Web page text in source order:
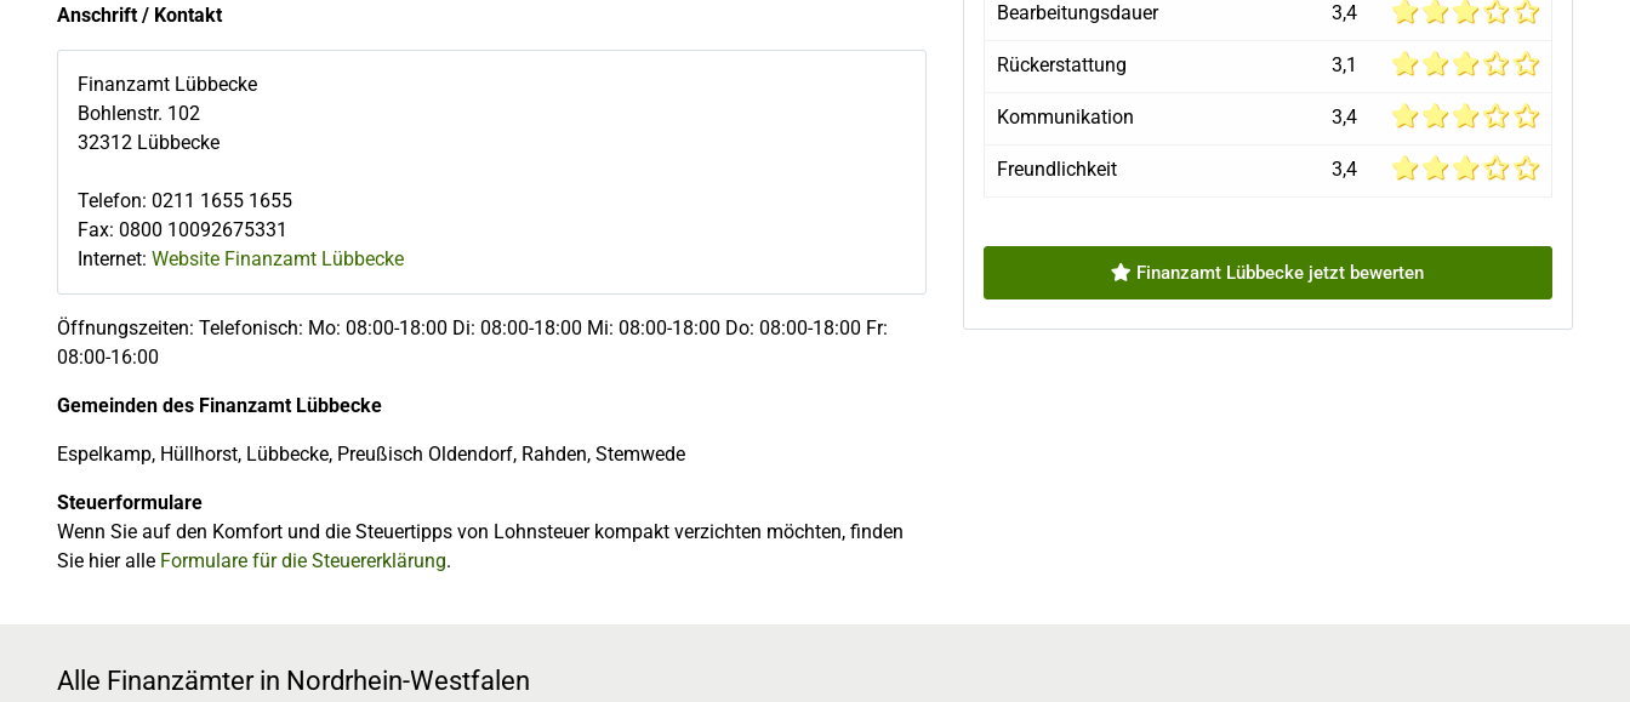
Anschrift / Kontakt
Finanzamt Lübbecke
Bohlenstr. 102
32312 Lübbecke
Telefon: 0211 1655 1655
Fax: 0800 10092675331
Internet: Website Finanzamt Lübbecke
Öffnungszeiten: Telefonisch: Mo: 08:00-18:00 Di: 08:00-18:00 Mi: 08:00-18:00 Do: 08:00-18:00 Fr:
08:00-16:00
Gemeinden des Finanzamt Lübbecke
Espelkamp, Hüllhorst, Lübbecke, Preußisch Oldendorf, Rahden, Stemwede
Steuerformulare
Wenn Sie auf den Komfort und die Steuertipps von Lohnsteuer kompakt verzichten möchten, finden
Sie hier alle Formulare für die Steuererklärung.
Bearbeitungsdauer 3,4
Rückerstattung 3,1
Kommunikation 3,4
Freundlichkeit 3,4
Finanzamt Lübbecke jetzt bewerten
Alle Finanzämter in Nordrhein-Westfalen